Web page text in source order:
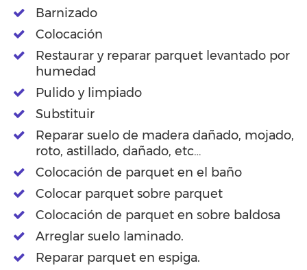
Barnizado
Colocación
Restaurar y reparar parquet levantado por
humedad
Pulido y limpiado
Substituir
Reparar suelo de madera dañado, mojado,
roto, astillado, dañado, etc…
Colocación de parquet en el baño
Colocar parquet sobre parquet
Colocación de parquet en sobre baldosa
Arreglar suelo laminado.
Reparar parquet en espiga.